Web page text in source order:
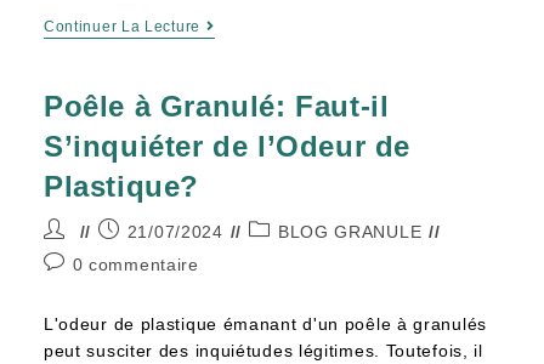
Continuer La Lecture
Poêle à Granulé: Faut-il
S’inquiéter de l’Odeur de
Plastique?
21/07/2024
BLOG GRANULE
0 commentaire
L'odeur de plastique émanant d'un poêle à granulés
peut susciter des inquiétudes légitimes. Toutefois, il